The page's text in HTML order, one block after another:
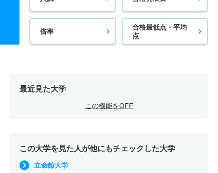
倍率
合格最低点・平均
点
最近見た大学
この機能をOFF
この大学を見た人が他にもチェックした大学
立命館大学